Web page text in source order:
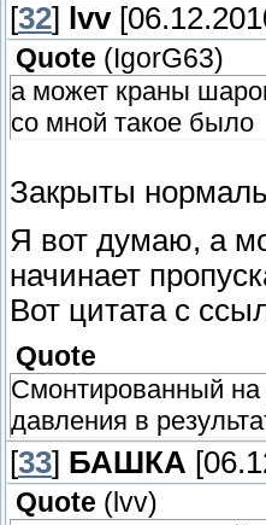
[32] lvv
Quote ( IgorG63)
а может краны
со мной такое было
Закрыты
Я вот думаю, а
начинает
Вот цитата с
Quote
Смонтированный на
давления в
[33] БАШКА
Quote ( lvv)